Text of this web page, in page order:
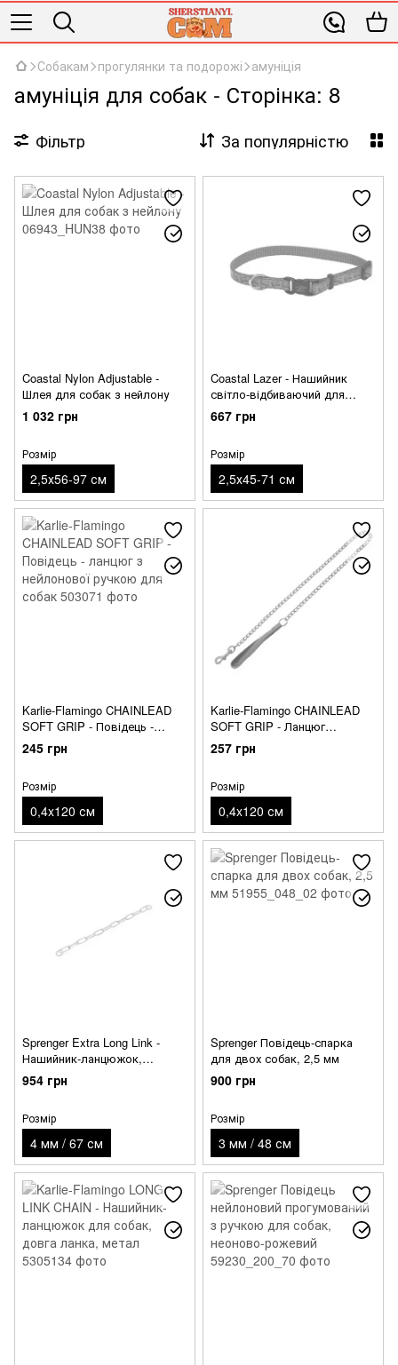
Собакам прогулянки та подорожі амуніція
амуніція для собак - Сторінка: 8
Фільтр За популярністю
Coastal Nylon Adjustable -
Шлея для собак з нейлону
1 032 грн
Розмір
2,5х56-97 см
Coastal Lazer - Нашийник
світло-відбиваючий для
собак, 2,5х45-71 см
667 грн
Розмір
2,5х45-71 см
Karlie-Flamingo CHAINLEAD
SOFT GRIP - Повідець -
ланцюг з нейлонової ручкою
для собак
245 грн
Розмір
0,4x120 см
Karlie-Flamingo CHAINLEAD
SOFT GRIP - Ланцюг
повідець з нейлонової
ручкою для собак
257 грн
Розмір
0,4x120 см
Sprenger Extra Long Link -
Нашийник-ланцюжок,
широка ланка, куроган сталь
954 грн
Розмір
4 мм / 67 см
Sprenger Повідець-спарка
для двох собак, 2,5 мм
900 грн
Розмір
3 мм / 48 см